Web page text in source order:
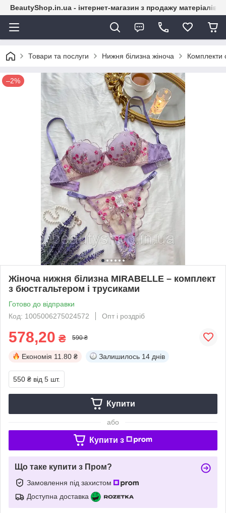
BeautyShop.in.ua - інтернет-магазин з продажу матеріалів
Товари та послуги Нижня білизна жіноча Комплекти
–2%
Жіноча нижня білизна MIRABELLE – комплект
з бюстгальтером і трусиками
Готово до відправки
Код: 1005006275024572
Опт і роздріб
578,20 ₴ 590 ₴
Економія 11.80 ₴ Залишилось 14 днів
550 ₴ від 5 шт.
Купити
або
Купити з
Що таке купити з Пром?
Замовлення під захистом
Доступна доставка